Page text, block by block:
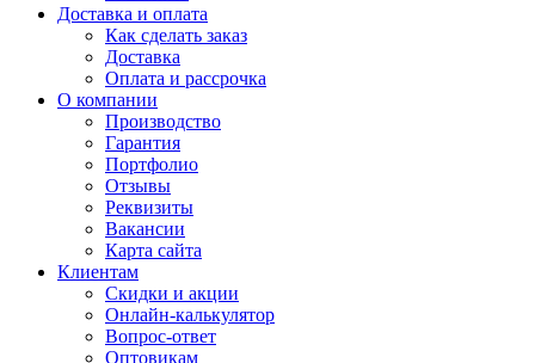
Доставка и оплата
Как сделать заказ
Доставка
Оплата и рассрочка
О компании
Производство
Гарантия
Портфолио
Отзывы
Реквизиты
Вакансии
Карта сайта
Клиентам
Скидки и акции
Онлайн-калькулятор
Вопрос-ответ
Оптовикам